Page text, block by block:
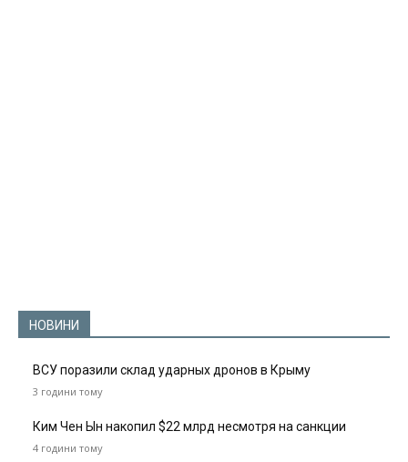
НОВИНИ
ВСУ поразили склад ударных дронов в Крыму
3 години тому
Ким Чен Ын накопил $22 млрд несмотря на санкции
4 години тому